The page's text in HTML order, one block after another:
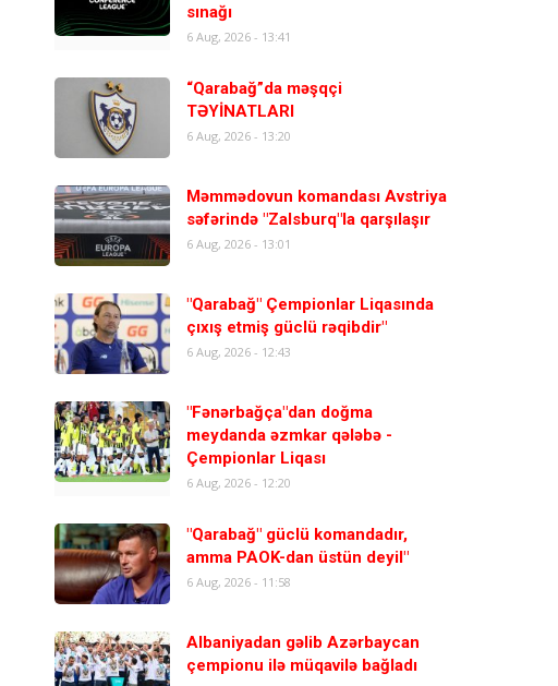
sınağı
6 Aug, 2026 - 13:41
“Qarabağ”da məşqçi
TƏYİNATLARI
6 Aug, 2026 - 13:20
Məmmədovun komandası Avstriya
səfərində "Zalsburq"la qarşılaşır
6 Aug, 2026 - 13:01
"Qarabağ" Çempionlar Liqasında
çıxış etmiş güclü rəqibdir"
6 Aug, 2026 - 12:43
"Fənərbağça"dan doğma
meydanda əzmkar qələbə -
Çempionlar Liqası
6 Aug, 2026 - 12:20
"Qarabağ" güclü komandadır,
amma PAOK-dan üstün deyil"
6 Aug, 2026 - 11:58
Albaniyadan gəlib Azərbaycan
çempionu ilə müqavilə bağladı